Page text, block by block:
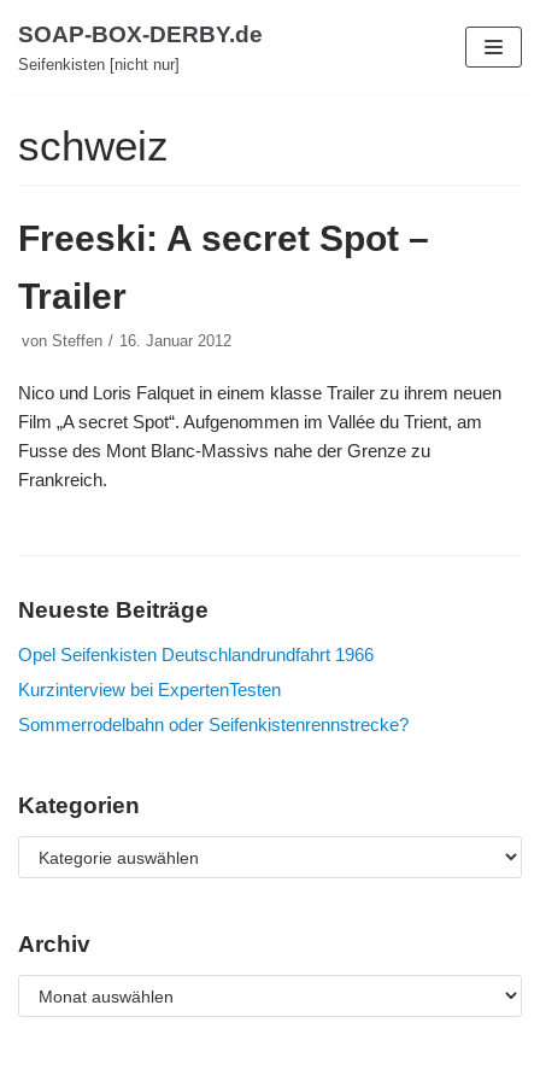
Zum
Inhalt
SOAP-BOX-DERBY.de
Seifenkisten [nicht nur]
schweiz
Freeski: A secret Spot –
Trailer
von Steffen 16. Januar 2012
Nico und Loris Falquet in einem klasse Trailer zu ihrem neuen
Film „A secret Spot“. Aufgenommen im Vallée du Trient, am
Fusse des Mont Blanc-Massivs nahe der Grenze zu
Frankreich.
Neueste Beiträge
Opel Seifenkisten Deutschlandrundfahrt 1966
Kurzinterview bei ExpertenTesten
Sommerrodelbahn oder Seifenkistenrennstrecke?
Kategorien
Archiv